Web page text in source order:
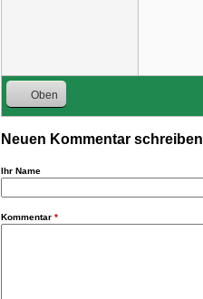
Oben
Neuen Kommentar schreiben
Ihr Name
Kommentar *